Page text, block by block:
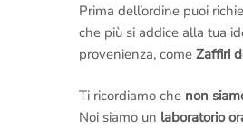
Prima dell’ordine puoi
che più si addice alla tua
provenienza, come Zaffiri
Ti ricordiamo che non
Noi siamo un laboratorio